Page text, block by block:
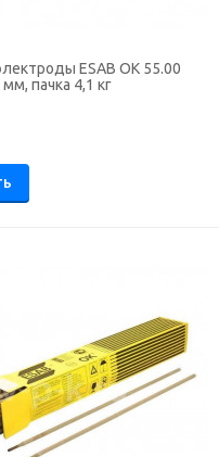
ESAB OK 55.00
пачка 4,1 кг